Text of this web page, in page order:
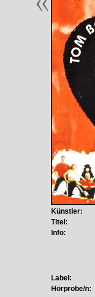
Künstler:
Titel:
Info:
Label:
Hörprobe/n: